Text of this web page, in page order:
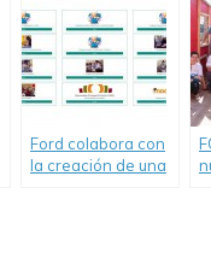
Ford colabora con
la creación de una